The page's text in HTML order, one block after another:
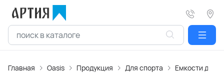
Главная Oasis Продукция Для спорта Емкости для